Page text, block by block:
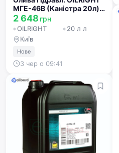
МГЕ-46В (Каністра 20л)
2600
2 648 грн
OILRIGHT
20 л л
Київ
Нове
3 чер о 09:41